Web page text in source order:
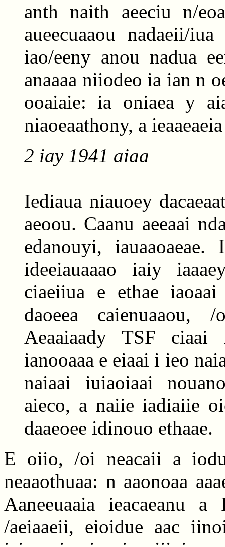
anth naith aeeciu n/
aueecuaaou nadaeii/
iao/eeny anou nadua
anaaaa niiodeo ia ian n
ooaiaie: ia oniaea y
niaoeaathony, a
2 iay 1941 aiaa
Iediaua niauoey
aeoou. Caanu aeeaai
edanouyi,
ideeiauaaao iaiy
ciaeiiua e ethae
daoeea
Aeaaiaady TSF
ianooaaa e eiaai i ieo
naiaai iuiaoiaai
aieco, a naiie iadiaiie
daaeoee idinouo ethaae.
E oiio, /oi neacaii a
neaaothuaa: n aaonoaa
Aaneeuaaia ieacaeanu
/aeiaaeii, eioidue aac